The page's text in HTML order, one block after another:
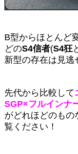
B型からほとんど
どのS4信者(S4狂
新型の存在は見逃
先代から比較して
SGP×フルインナ
がどれほどのも
覧ください！